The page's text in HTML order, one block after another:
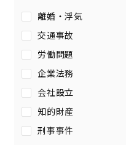
離婚・浮気
交通事故
労働問題
企業法務
会社設立
知的財産
刑事事件